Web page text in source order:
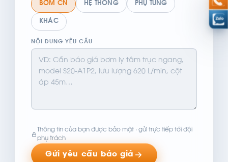
BƠM CN HỆ THỐNG PHỤ TÙNG
KHÁC
NỘI DUNG YÊU CẦU
Thông tin của bạn được bảo mật · gửi trực tiếp tới đội
phụ trách
Gửi yêu cầu báo giá